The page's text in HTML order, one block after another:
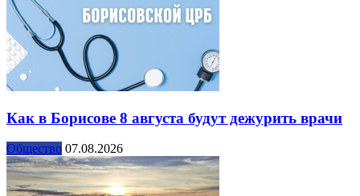
Как в Борисове 8 августа будут дежурить врачи
Общество 07.08.2026